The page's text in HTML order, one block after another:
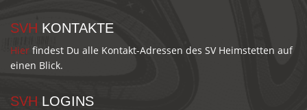
SVH KONTAKTE
Hier findest Du alle Kontakt-Adressen des SV Heimstetten auf
einen Blick.
SVH LOGINS